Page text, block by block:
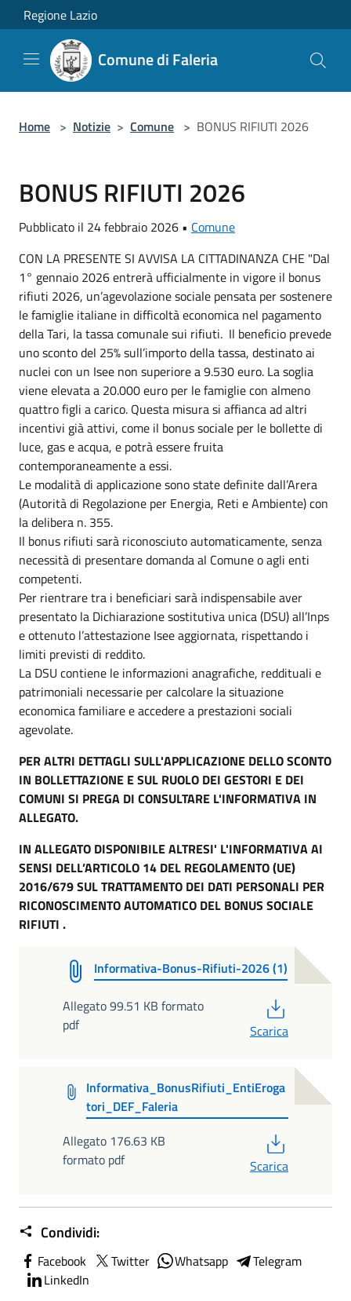
Salta al contenuto principale
Regione Lazio
Comune di Faleria
Home > Notizie > Comune > BONUS RIFIUTI 2026
BONUS RIFIUTI 2026
Pubblicato il 24 febbraio 2026 • Comune
CON LA PRESENTE SI AVVISA LA CITTADINANZA CHE "Dal
1° gennaio 2026 entrerà ufficialmente in vigore il bonus
rifiuti 2026, un’agevolazione sociale pensata per sostenere
le famiglie italiane in difficoltà economica nel pagamento
della Tari, la tassa comunale sui rifiuti. Il beneficio prevede
uno sconto del 25% sull’importo della tassa, destinato ai
nuclei con un Isee non superiore a 9.530 euro. La soglia
viene elevata a 20.000 euro per le famiglie con almeno
quattro figli a carico. Questa misura si affianca ad altri
incentivi già attivi, come il bonus sociale per le bollette di
luce, gas e acqua, e potrà essere fruita
contemporaneamente a essi.
Le modalità di applicazione sono state definite dall’Arera
(Autorità di Regolazione per Energia, Reti e Ambiente) con
la delibera n. 355.
Il bonus rifiuti sarà riconosciuto automaticamente, senza
necessità di presentare domanda al Comune o agli enti
competenti.
Per rientrare tra i beneficiari sarà indispensabile aver
presentato la Dichiarazione sostitutiva unica (DSU) all’Inps
e ottenuto l’attestazione Isee aggiornata, rispettando i
limiti previsti di reddito.
La DSU contiene le informazioni anagrafiche, reddituali e
patrimoniali necessarie per calcolare la situazione
economica familiare e accedere a prestazioni sociali
agevolate.
PER ALTRI DETTAGLI SULL'APPLICAZIONE DELLO SCONTO
IN BOLLETTAZIONE E SUL RUOLO DEI GESTORI E DEI
COMUNI SI PREGA DI CONSULTARE L'INFORMATIVA IN
ALLEGATO.
IN ALLEGATO DISPONIBILE ALTRESI' L'INFORMATIVA AI
SENSI DELL’ARTICOLO 14 DEL REGOLAMENTO (UE)
2016/679 SUL TRATTAMENTO DEI DATI PERSONALI PER
RICONOSCIMENTO AUTOMATICO DEL BONUS SOCIALE
RIFIUTI .
Informativa-Bonus-Rifiuti-2026 (1)
Allegato 99.51 KB formato
pdf
Scarica
Informativa_BonusRifiuti_EntiEroga
tori_DEF_Faleria
Allegato 176.63 KB
formato pdf
Scarica
Condividi:
Facebook Twitter Whatsapp
Telegram
LinkedIn